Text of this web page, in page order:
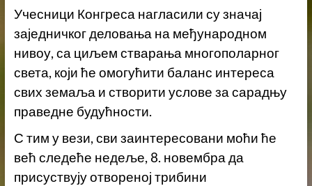
Учесници Конгреса нагласили су значај
заједничког деловања на међународном
нивоу, са циљем стварања многополарног
света, који ће омогућити баланс интереса
свих земаља и створити услове за сарадњу
праведне будућности.
С тим у вези, сви заинтересовани моћи ће
већ следеће недеље, 8. новембра да
присуствују отвореној трибини